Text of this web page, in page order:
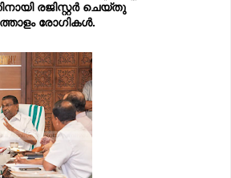
രജിസ്റ്റർ ചെയ്തു
രോഗികൾ.